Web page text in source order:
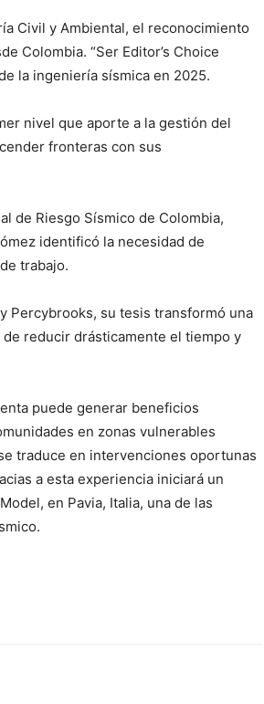
Civil y Ambiental, el reconocimiento
Colombia. “Ser Editor’s Choice
la ingeniería sísmica en 2025.
nivel que aporte a la gestión del
fronteras con sus
de Riesgo Sísmico de Colombia,
identificó la necesidad de
trabajo.
Percybrooks, su tesis transformó una
reducir drásticamente el tiempo y
puede generar beneficios
en zonas vulnerables
traduce en intervenciones oportunas
a esta experiencia iniciará un
en Pavia, Italia, una de las